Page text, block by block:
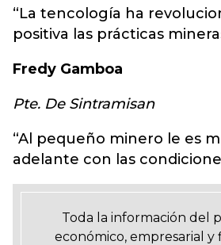
“La tencología ha
positiva las prácticas
Fredy Gamboa
Pte. De Sintramisan
“Al pequeño minero le es
adelante con las
Toda la información del
económico, empresarial y